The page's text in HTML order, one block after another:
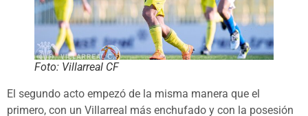
Foto: Villarreal CF
El segundo acto empezó de la misma manera que el
primero, con un Villarreal más enchufado y con la posesión